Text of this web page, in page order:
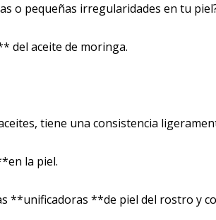
o pequeñas irregularidades en tu
del aceite de moringa.
tiene una consistencia
la piel.
**unificadoras **de piel del rostro y